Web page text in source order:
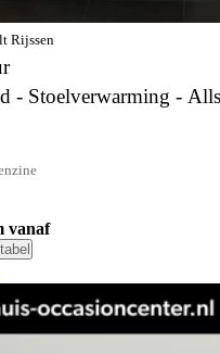
Rijssen
- Stoelverwarming -
vanaf